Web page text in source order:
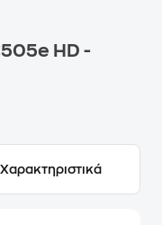
HD -
Χαρακτηριστικά